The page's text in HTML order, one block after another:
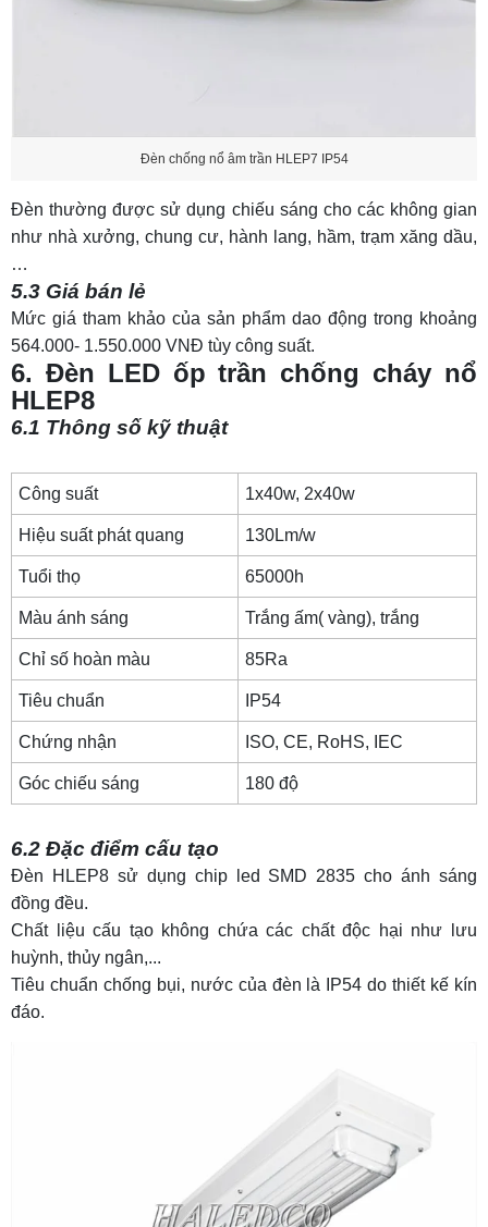
Đèn chống nổ âm trần HLEP7 IP54
Đèn thường được sử dụng chiếu sáng cho các không gian
như nhà xưởng, chung cư, hành lang, hầm, trạm xăng dầu,
…
5.3 Giá bán lẻ
Mức giá tham khảo của sản phẩm dao động trong khoảng
564.000- 1.550.000 VNĐ tùy công suất.
6. Đèn LED ốp trần chống cháy nổ
HLEP8
6.1 Thông số kỹ thuật
Công suất 1x40w, 2x40w
Hiệu suất phát quang 130Lm/w
Tuổi thọ 65000h
Màu ánh sáng Trắng ấm( vàng), trắng
Chỉ số hoàn màu 85Ra
Tiêu chuẩn IP54
Chứng nhận ISO, CE, RoHS, IEC
Góc chiếu sáng 180 độ
6.2 Đặc điểm cấu tạo
Đèn
HLEP8 sử dụng chip led SMD 2835 cho ánh sáng
đồng đều.
Chất liệu cấu tạo không chứa các chất độc hại như lưu
huỳnh, thủy ngân,...
Tiêu chuẩn chống bụi, nước của đèn là IP54 do thiết kế kín
đáo.